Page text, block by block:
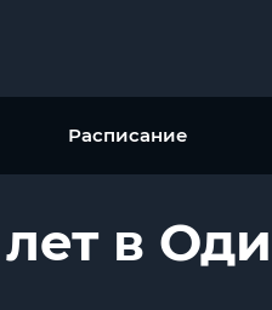
Расписание
в